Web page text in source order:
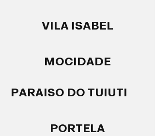
VILA ISABEL
MOCIDADE
PARAISO DO TUIUTI
PORTELA